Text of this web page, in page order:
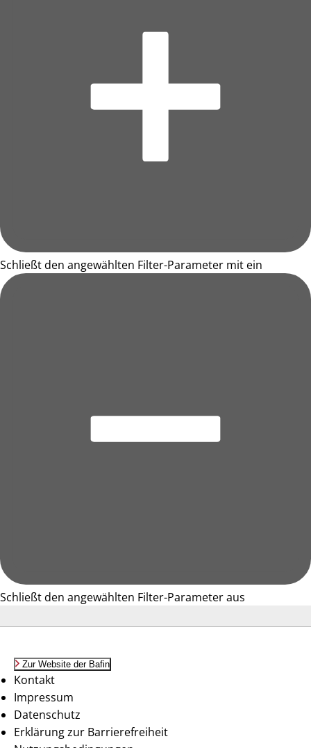
Schließt den angewählten Filter-Parameter mit ein
Schließt den angewählten Filter-Parameter aus
Zur Website der Bafin
Kontakt
Impressum
Datenschutz
Erklärung zur Barrierefreiheit